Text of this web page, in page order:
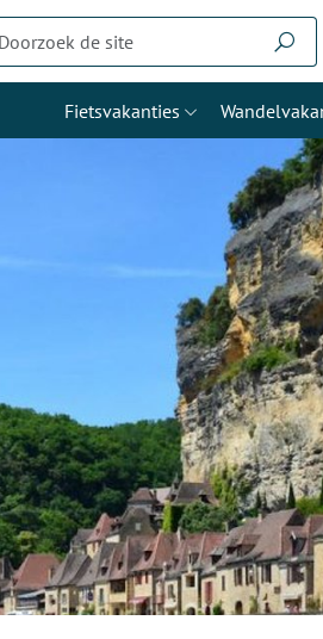
Fietsvakanties